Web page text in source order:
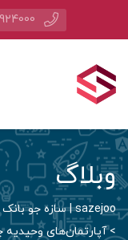
وبلاگ
sazejoo | سازه جو بانک اطلاعات ساختمان های در حال ساخت
>آپارتمان‌های وحیدیه